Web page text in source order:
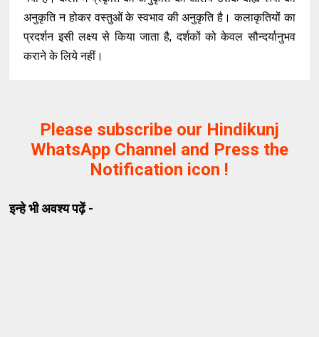
अनुकृति न होकर वस्तुओं के स्वभाव की अनुकृति है। कलाकृतियों का
प्रदर्शन इसी लक्ष्य से किया जाता है, दर्शकों को केवल सौन्दर्यानुभव
कराने के लिये नहीं।
Please subscribe our Hindikunj
WhatsApp Channel and Press the
Notification icon !
इन्हे भी अवश्य पढ़ें -